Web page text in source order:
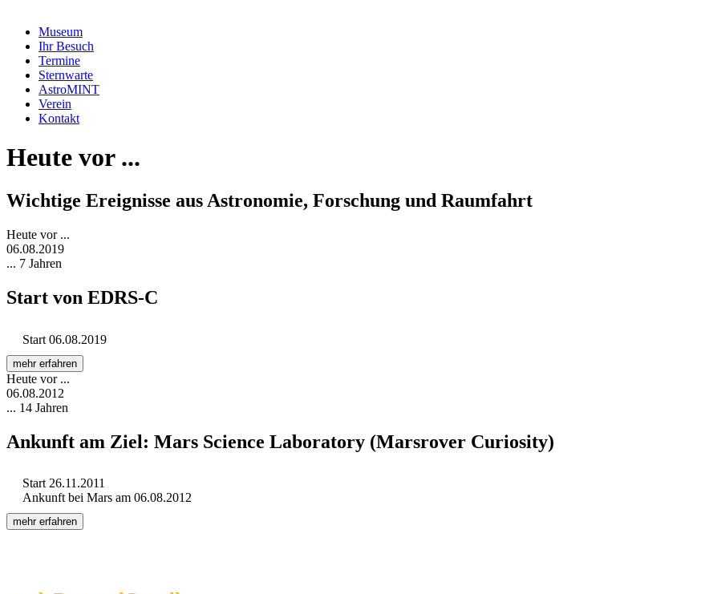
Museum
Ihr Besuch
Termine
Sternwarte
AstroMINT
Verein
Kontakt
Heute vor ...
Wichtige Ereignisse aus Astronomie, Forschung und Raumfahrt
Heute vor ...
06.08.2019
... 7 Jahren
Start von EDRS-C
Start 06.08.2019
mehr erfahren
Heute vor ...
06.08.2012
... 14 Jahren
Ankunft am Ziel: Mars Science Laboratory (Marsrover Curiosity)
Start 26.11.2011
Ankunft bei Mars am 06.08.2012
mehr erfahren